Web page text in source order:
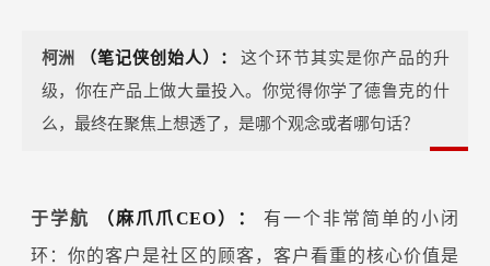
柯洲 （笔记侠创始人）：这个环节其实是你产品的升
级，你在产品上做大量投入。你觉得你学了德鲁克的什
么，最终在聚焦上想透了，是哪个观念或者哪句话？
于学航 （麻爪爪CEO）： 有一个非常简单的小闭
环：你的客户是社区的顾客，客户看重的核心价值是